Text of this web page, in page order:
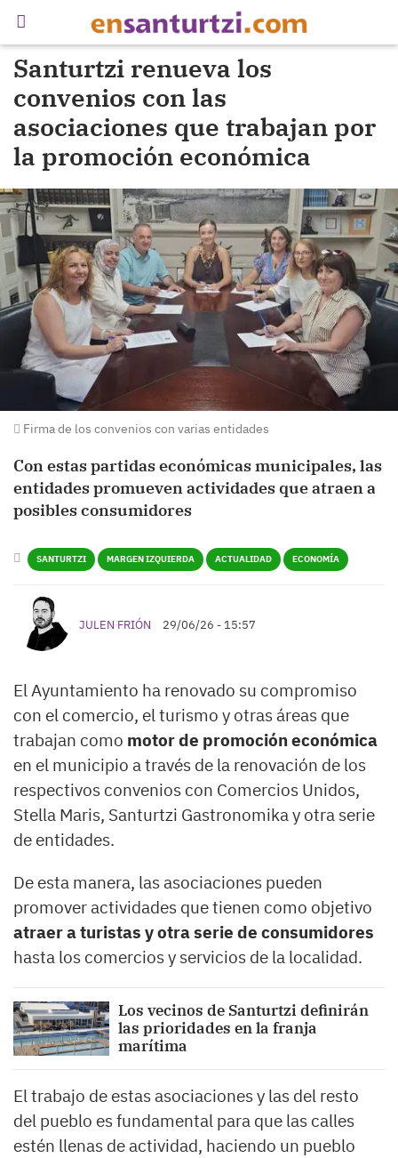
Santurtzi renueva los
convenios con las
asociaciones que trabajan por
la promoción económica
Firma de los convenios con varias entidades
Con estas partidas económicas municipales, las
entidades promueven actividades que atraen a
posibles consumidores
SANTURTZI MARGEN IZQUIERDA ACTUALIDAD ECONOMÍA
JULEN FRIÓN 29/06/26 - 15:57
El Ayuntamiento ha renovado su compromiso
con el comercio, el turismo y otras áreas que
trabajan como motor de promoción económica
en el municipio a través de la renovación de los
respectivos convenios con Comercios Unidos,
Stella Maris, Santurtzi Gastronomika y otra serie
de entidades.
De esta manera, las asociaciones pueden
promover actividades que tienen como objetivo
atraer a turistas y otra serie de consumidores
hasta los comercios y servicios de la localidad.
Los vecinos de Santurtzi definirán
las prioridades en la franja
marítima
El trabajo de estas asociaciones y las del resto
del pueblo es fundamental para que las calles
estén llenas de actividad, haciendo un pueblo